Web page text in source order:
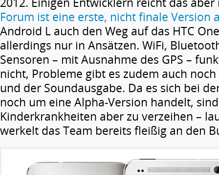
Forum ist eine erste, nicht finale Version
Android L auch den Weg auf das HTC
allerdings nur in Ansätzen. WiFi,
Sensoren – mit Ausnahme des GPS –
nicht, Probleme gibt es zudem auch
und der Soundausgabe. Da es sich bei
noch um eine Alpha-Version handelt,
Kinderkrankheiten aber zu verzeihen –
werkelt das Team bereits fleißig an den